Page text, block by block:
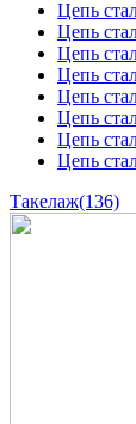
Цепь
Цепь
Цепь
Цепь
Цепь
Цепь
Цепь
Цепь
Такелаж(136)